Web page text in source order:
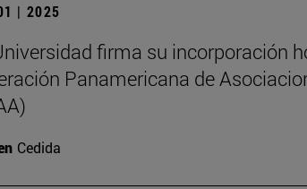
| 2025
firma su incorporación
Panamericana de
Cedida